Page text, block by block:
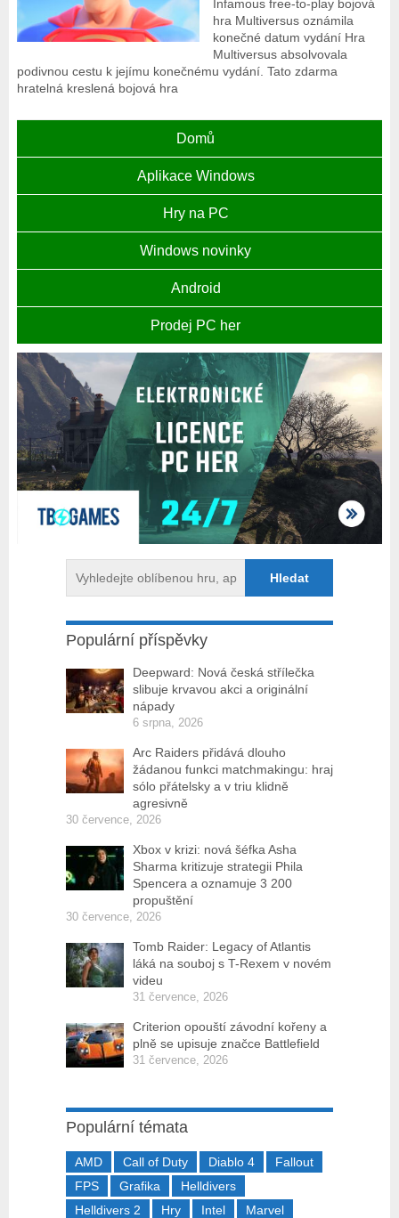
Infamous free-to-play bojová
hra Multiversus oznámila
konečné datum vydání Hra
Multiversus absolvovala
podivnou cestu k jejímu konečnému vydání. Tato zdarma
hratelná kreslená bojová hra
Domů
Aplikace Windows
Hry na PC
Windows novinky
Android
Prodej PC her
Populární příspěvky
Deepward: Nová česká střílečka
slibuje krvavou akci a originální
nápady
6 srpna, 2026
Arc Raiders přidává dlouho
žádanou funkci matchmakingu: hraj
sólo přátelsky a v triu klidně
agresivně
30 července, 2026
Xbox v krizi: nová šéfka Asha
Sharma kritizuje strategii Phila
Spencera a oznamuje 3 200
propuštění
30 července, 2026
Tomb Raider: Legacy of Atlantis
láká na souboj s T-Rexem v novém
videu
31 července, 2026
Criterion opouští závodní kořeny a
plně se upisuje značce Battlefield
31 července, 2026
Populární témata
AMD Call of Duty Diablo 4
Fallout
FPS
Grafika
Helldivers
Helldivers 2
Hry Intel
Marvel